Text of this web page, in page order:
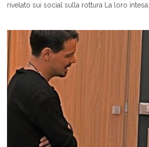
rivelato sui social sulla rottura La loro intesa...